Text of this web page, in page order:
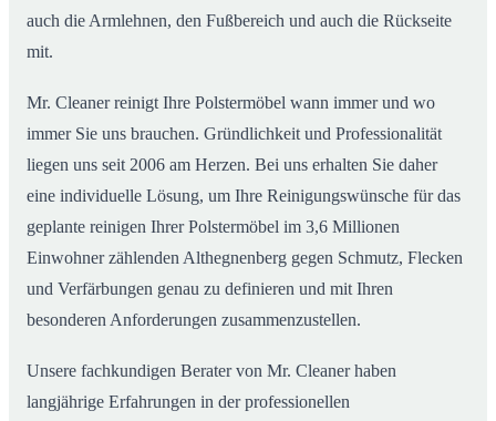
auch die Armlehnen, den Fußbereich und auch die Rückseite
mit.
Mr. Cleaner reinigt Ihre Polstermöbel wann immer und wo
immer Sie uns brauchen. Gründlichkeit und Professionalität
liegen uns seit 2006 am Herzen. Bei uns erhalten Sie daher
eine individuelle Lösung, um Ihre Reinigungswünsche für das
geplante reinigen Ihrer Polstermöbel im 3,6 Millionen
Einwohner zählenden Althegnenberg gegen Schmutz, Flecken
und Verfärbungen genau zu definieren und mit Ihren
besonderen Anforderungen zusammenzustellen.
Unsere fachkundigen Berater von Mr. Cleaner haben
langjährige Erfahrungen in der professionellen